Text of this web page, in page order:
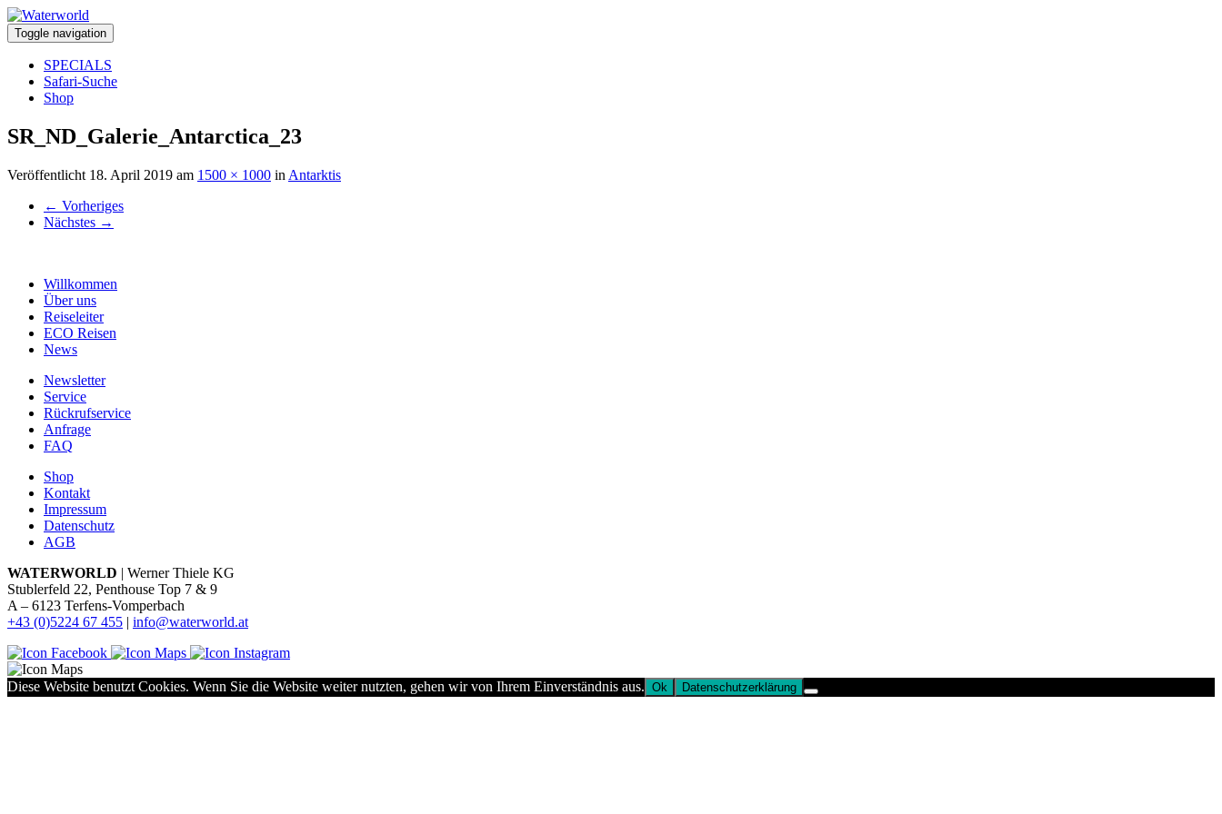
Toggle navigation
SPECIALS
Safari-Suche
Shop
SR_ND_Galerie_Antarctica_23
Veröffentlicht 18. April 2019 am 1500 × 1000 in Antarktis
← Vorheriges
Nächstes →
Willkommen
Über uns
Reiseleiter
ECO Reisen
News
Newsletter
Service
Rückrufservice
Anfrage
FAQ
Shop
Kontakt
Impressum
Datenschutz
AGB
WATERWORLD | Werner Thiele KG
Stublerfeld 22, Penthouse Top 7 & 9
A – 6123 Terfens-Vomperbach
+43 (0)5224 67 455 | info@waterworld.at
Diese Website benutzt Cookies. Wenn Sie die Website weiter nutzten, gehen wir von Ihrem Einverständnis aus. Ok Datenschutzerklärung